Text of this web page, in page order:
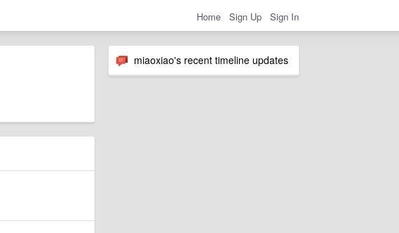
Home Sign Up Sign In
miaoxiao's recent timeline updates